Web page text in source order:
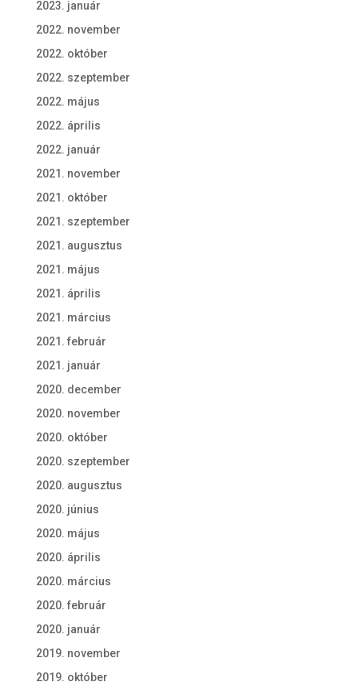
2023. január
2022. november
2022. október
2022. szeptember
2022. május
2022. április
2022. január
2021. november
2021. október
2021. szeptember
2021. augusztus
2021. május
2021. április
2021. március
2021. február
2021. január
2020. december
2020. november
2020. október
2020. szeptember
2020. augusztus
2020. június
2020. május
2020. április
2020. március
2020. február
2020. január
2019. november
2019. október